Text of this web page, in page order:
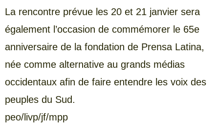
La rencontre prévue les 20 et 21 janvier sera
également l’occasion de commémorer le 65e
anniversaire de la fondation de Prensa Latina,
née comme alternative au grands médias
occidentaux afin de faire entendre les voix des
peuples du Sud.
peo/livp/jf/mpp